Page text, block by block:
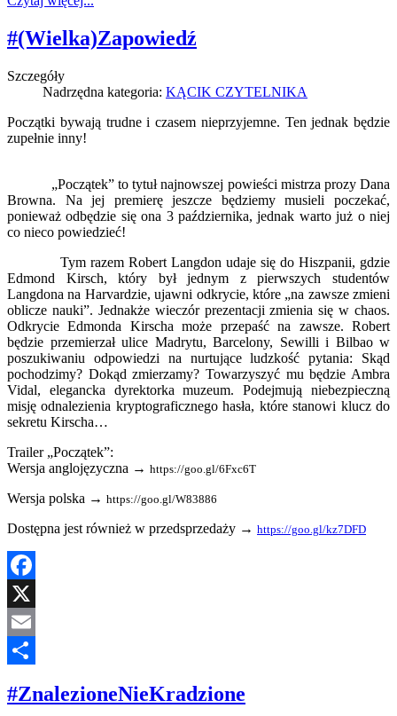
#(Wielka)Zapowiedź
Szczegóły
Nadrzędna kategoria: KĄCIK CZYTELNIKA
Początki bywają trudne i czasem nieprzyjemne. Ten jednak będzie
zupełnie inny!
„Początek” to tytuł najnowszej powieści mistrza prozy Dana
Browna. Na jej premierę jeszcze będziemy musieli poczekać,
ponieważ odbędzie się ona 3 października, jednak warto już o niej
co nieco powiedzieć!
Tym razem Robert Langdon udaje się do Hiszpanii, gdzie
Edmond Kirsch, który był jednym z pierwszych studentów
Langdona na Harvardzie, ujawni odkrycie, które „na zawsze zmieni
oblicze nauki”. Jednakże wieczór prezentacji zmienia się w chaos.
Odkrycie Edmonda Kirscha może przepaść na zawsze. Robert
będzie przemierzał ulice Madrytu, Barcelony, Sewilli i Bilbao w
poszukiwaniu odpowiedzi na nurtujące ludzkość pytania: Skąd
pochodzimy? Dokąd zmierzamy? Towarzyszyć mu będzie Ambra
Vidal, elegancka dyrektorka muzeum. Podejmują niebezpieczną
misję odnalezienia kryptograficznego hasła, które stanowi klucz do
sekretu Kirscha…
Trailer „Początek”:
Wersja anglojęzyczna → https://goo.gl/6Fxc6T
Wersja polska → https://goo.gl/W83886
Dostępna jest również w przedsprzedaży → https://goo.gl/kz7DFD
Facebook
X
Email
#ZnalezioneNieKradzione